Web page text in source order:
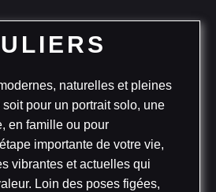
naturelles et pleines
pour un portrait solo, une
en famille ou pour
importante de votre vie,
vibrantes et actuelles qui
Loin des poses figées,